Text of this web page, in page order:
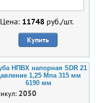
Цена: 11748 руб./шт.
Купить
НПВХ напорная SDR 21
1,25 Мпа 315 мм
6190 мм
2050